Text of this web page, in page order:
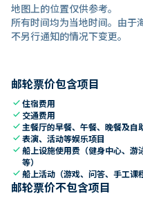
地图上的位置仅供参考。
所有时间均为当地时间。由于
不另行通知的情况下变更。
邮轮票价包含项目
check住宿费用
check 交通费用
check 主餐厅的早餐、午餐、晚餐及自
check表演、活动等娱乐项目
check船上设施使用费（健身中心、游
等）
check船上活动（游戏、问答、手工课
邮轮票价不包含项目